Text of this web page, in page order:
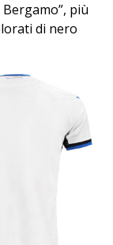
più
di nero